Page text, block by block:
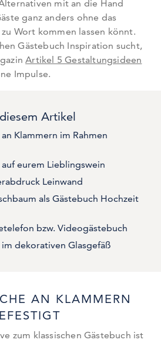
mit an die Hand
ganz anders ohne das
Wort kommen lassen könnt.
Gästebuch Inspiration sucht,
Artikel 5 Gestaltungsideen
Impulse.
Artikel
Klammern im Rahmen
eurem Lieblingswein
Leinwand
als Gästebuch Hochzeit
bzw. Videogästebuch
im dekorativen Glasgefäß
AN KLAMMERN
zum klassischen Gästebuch ist